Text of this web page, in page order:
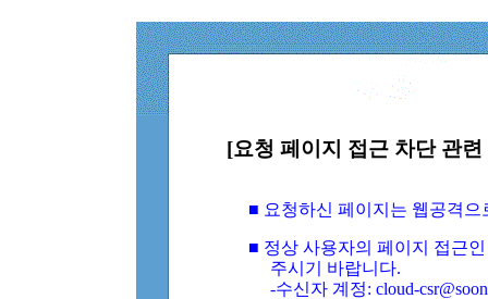
[요청 페이지 접근 차단 관
■ 요청하신 페이지는 웹공격
■ 정상 사용자의 페이지 접근
주시기 바랍니다.
-수신자 계정: cloud-